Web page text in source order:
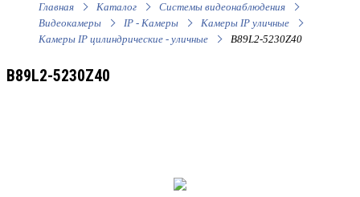
Главная Каталог
Системы видеонаблюдения
Видеокамеры
IP - Камеры
Камеры IP уличные
Камеры IP цилиндрические - уличные
B89L2-5230Z40
B89L2-5230Z40